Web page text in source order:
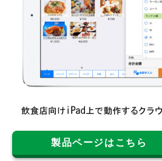
製品ページはこちら